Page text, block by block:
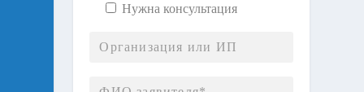
Нужна консультация